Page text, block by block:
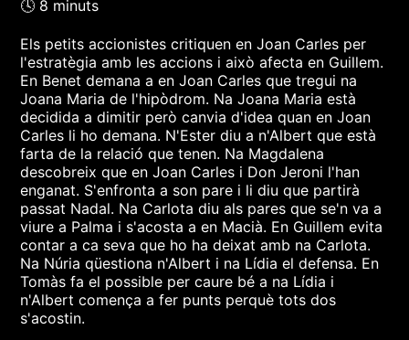
🕓 8 minuts
Els petits accionistes critiquen en Joan Carles per
l'estratègia amb les accions i això afecta en Guillem.
En Benet demana a en Joan Carles que tregui na
Joana Maria de l'hipòdrom. Na Joana Maria està
decidida a dimitir però canvia d'idea quan en Joan
Carles li ho demana. N'Ester diu a n'Albert que està
farta de la relació que tenen. Na Magdalena
descobreix que en Joan Carles i Don Jeroni l'han
enganat. S'enfronta a son pare i li diu que partirà
passat Nadal. Na Carlota diu als pares que se'n va a
viure a Palma i s'acosta a en Macià. En Guillem evita
contar a ca seva que ho ha deixat amb na Carlota.
Na Núria qüestiona n'Albert i na Lídia el defensa. En
Tomàs fa el possible per caure bé a na Lídia i
n'Albert comença a fer punts perquè tots dos
s'acostin.